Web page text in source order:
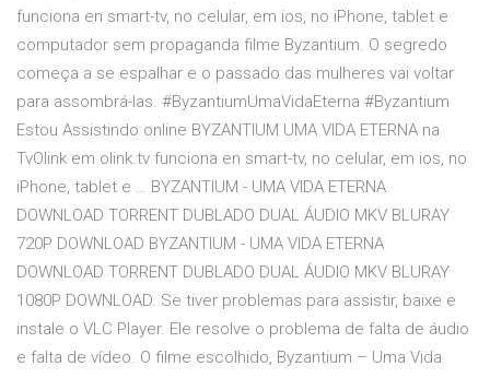
funciona en smart-tv, no celular, em ios, no iPhone, tablet e
computador sem propaganda filme Byzantium. O segredo
começa a se espalhar e o passado das mulheres vai voltar
para assombrá-las. #ByzantiumUmaVidaEterna #Byzantium
Estou Assistindo online BYZANTIUM UMA VIDA ETERNA na
TvOlink em olink.tv funciona en smart-tv, no celular, em ios, no
iPhone, tablet e … BYZANTIUM - UMA VIDA ETERNA
DOWNLOAD TORRENT DUBLADO DUAL ÁUDIO MKV BLURAY
720P DOWNLOAD BYZANTIUM - UMA VIDA ETERNA
DOWNLOAD TORRENT DUBLADO DUAL ÁUDIO MKV BLURAY
1080P DOWNLOAD. Se tiver problemas para assistir, baixe e
instale o VLC Player. Ele resolve o problema de falta de áudio
e falta de vídeo. O filme escolhido, Byzantium – Uma Vida